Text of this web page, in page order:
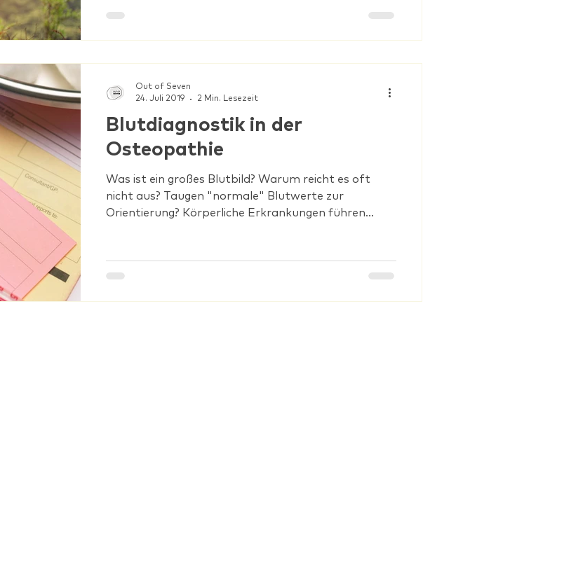
Blutdiagnostik in der
Osteopathie
Was ist ein großes Blutbild? Warum reicht es oft
nicht aus? Taugen "normale" Blutwerte zur
Orientierung? Körperliche Erkrankungen führen...
Out of Seven
24. Juli 2019
2 Min. Lesezeit